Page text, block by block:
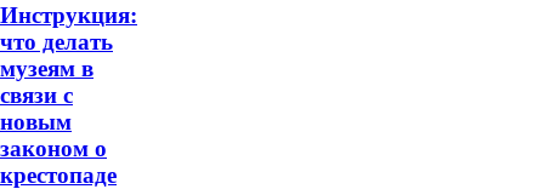
Инструкция:
что делать
музеям в
связи с
новым
законом о
крестопаде